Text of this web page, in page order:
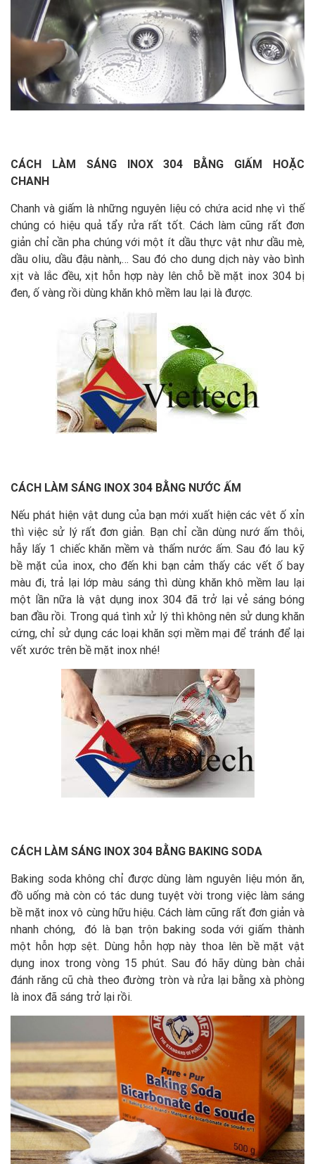
CÁCH LÀM SÁNG INOX 304 BẰNG GIẤM HOẶC
CHANH
Chanh và giấm là những nguyên liệu có chứa acid nhẹ vì thế
chúng có hiệu quả tẩy rửa rất tốt. Cách làm cũng rất đơn
giản chỉ cần pha chúng với một ít dầu thực vật như dầu mè,
dầu oliu, dầu đậu nành,… Sau đó cho dung dịch này vào bình
xịt và lắc đều, xịt hỗn hợp này lên chỗ bề mặt inox 304 bị
đen, ố vàng rồi dùng khăn khô mềm lau lại là được.
CÁCH LÀM SÁNG INOX 304 BẰNG NƯỚC ẤM
Nếu phát hiện vật dung của bạn mới xuất hiện các vêt ố xỉn
thì việc sử lý rất đơn giản. Bạn chỉ cần dùng nướ ấm thôi,
hẫy lấy 1 chiếc khăn mềm và thấm nước ấm. Sau đó lau kỹ
bề mặt của inox, cho đến khi bạn cảm thấy các vết ố bay
màu đi, trả lại lớp màu sáng thì dùng khăn khô mềm lau lại
một lần nữa là vật dụng inox 304 đã trở lại vẻ sáng bóng
ban đầu rồi. Trong quá tình xử lý thì không nên sử dung khăn
cứng, chỉ sử dụng các loại khăn sợi mềm mại để tránh để lại
vết xước trên bề mặt inox nhé!
CÁCH LÀM SÁNG INOX 304 BẰNG BAKING SODA
Baking soda không chỉ được dùng làm nguyên liệu món ăn,
đồ uống mà còn có tác dung tuyệt vời trong việc làm sáng
bề mặt inox vô cùng hữu hiệu. Cách làm cũng rất đơn giản và
nhanh chóng, đó là bạn trộn baking soda với giấm thành
một hỗn hợp sệt. Dùng hỗn hợp này thoa lên bề mặt vật
dụng inox trong vòng 15 phút. Sau đó hãy dùng bàn chải
đánh răng cũ chà theo đường tròn và rửa lại bằng xà phòng
là inox đã sáng trở lại rồi.